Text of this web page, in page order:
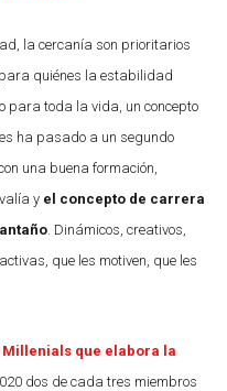
la cercanía son prioritarios
quiénes la estabilidad
para toda la vida, un concepto
ha pasado a un segundo
una buena formación,
y el concepto de carrera
. Dinámicos, creativos,
que les motiven, que les
que elabora la
dos de cada tres miembros